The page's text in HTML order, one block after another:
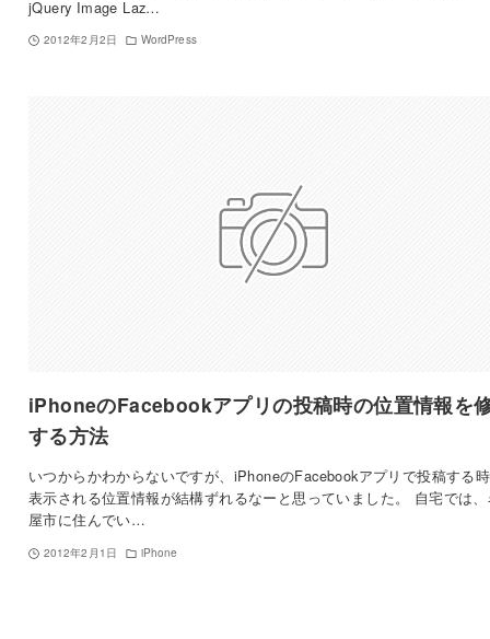
jQuery Image Laz…
2012年2月2日 WordPress
iPhoneのFacebookアプリの投稿時の位置情報を
する方法
いつからかわからないですが、iPhoneのFacebookアプリで投稿する
表示される位置情報が結構ずれるなーと思っていました。 自宅では
屋市に住んでい…
2012年2月1日 iPhone